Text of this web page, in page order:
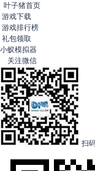
叶子猪首页
游戏下载
游戏排行榜
礼包领取
小蚁模拟器
关注微信
扫